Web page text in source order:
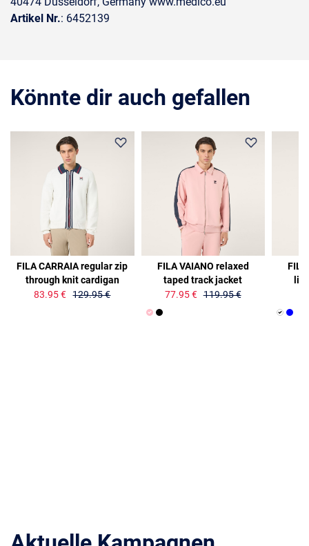
Artikel Nr.: 6452139
Könnte dir auch gefallen
FILA CARRAIA regular zip
through knit cardigan
83.95 € 129.95 €
FILA VAIANO relaxed
taped track jacket
77.95 € 119.95 €